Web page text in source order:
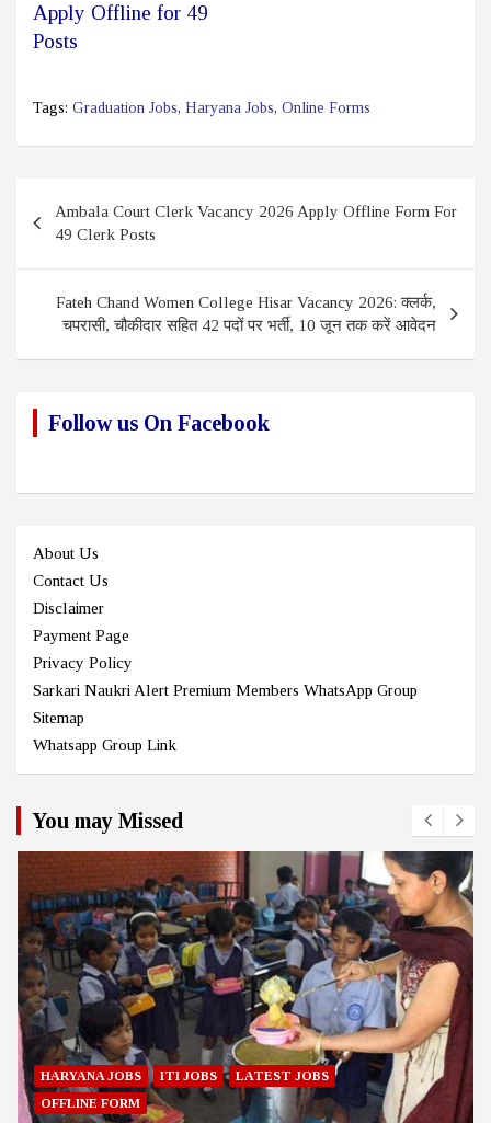
Apply Offline for 49
Posts
Tags: Graduation Jobs, Haryana Jobs, Online Forms
navigation
Ambala Court Clerk Vacancy 2026 Apply Offline Form For
49 Clerk Posts
Fateh Chand Women College Hisar Vacancy 2026: क्लर्क,
चपरासी, चौकीदार सहित 42 पदों पर भर्ती, 10 जून तक करें आवेदन
Follow us On Facebook
About Us
Contact Us
Disclaimer
Payment Page
Privacy Policy
Sarkari Naukri Alert Premium Members WhatsApp Group
Sitemap
Whatsapp Group Link
You may Missed
HARYANA JOBS ITI JOBS
LATEST JOBS
OFFLINE FORM